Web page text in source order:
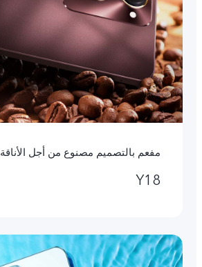
مفعم بالتصميم مصنوع من أجل الأناقة
Y18